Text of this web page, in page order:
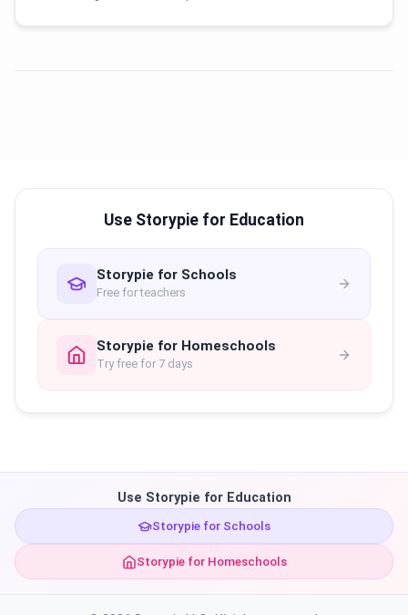
Use Storypie for Education
Storypie for Schools
Free for teachers
Storypie for Homeschools
Try free for 7 days
Use Storypie for Education
Storypie for Schools
Storypie for Homeschools